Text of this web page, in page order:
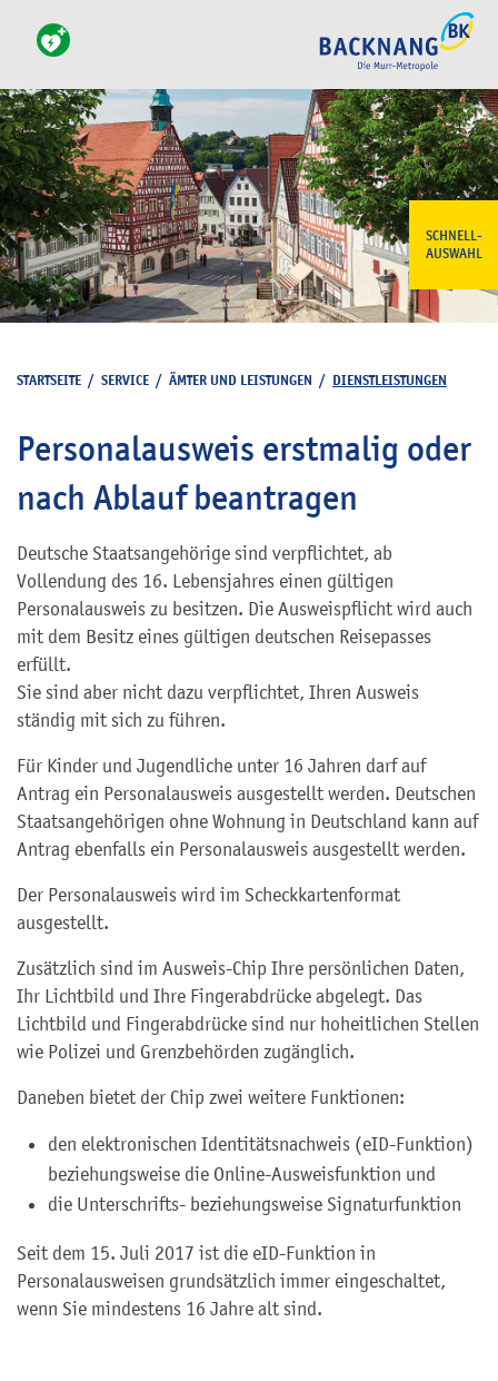
SCHNELL-
AUSWAHL
STARTSEITE / SERVICE / ÄMTER UND LEISTUNGEN / DIENSTLEISTUNGEN
Personalausweis erstmalig oder
nach Ablauf beantragen
Deutsche Staatsangehörige sind verpflichtet, ab
Vollendung des 16. Lebensjahres einen gültigen
Personalausweis zu besitzen. Die Ausweispflicht wird auch
mit dem Besitz eines gültigen deutschen Reisepasses
erfüllt.
Sie sind aber nicht dazu verpflichtet, Ihren Ausweis
ständig mit sich zu führen.
Für Kinder und Jugendliche unter 16 Jahren darf auf
Antrag ein Personalausweis ausgestellt werden. Deutschen
Staatsangehörigen ohne Wohnung in Deutschland kann auf
Antrag ebenfalls ein Personalausweis ausgestellt werden.
Der Personalausweis wird im Scheckkartenformat
ausgestellt.
Zusätzlich sind im Ausweis-Chip Ihre persönlichen Daten,
Ihr Lichtbild und Ihre Fingerabdrücke abgelegt. Das
Lichtbild und Fingerabdrücke sind nur hoheitlichen Stellen
wie Polizei und Grenzbehörden zugänglich.
Daneben bietet der Chip zwei weitere Funktionen:
den elektronischen Identitätsnachweis (eID-Funktion)
beziehungsweise die Online-Ausweisfunktion und
die Unterschrifts- beziehungsweise Signaturfunktion
Seit dem 15. Juli 2017 ist die eID-Funktion in
Personalausweisen grundsätzlich immer eingeschaltet,
wenn Sie mindestens 16 Jahre alt sind.